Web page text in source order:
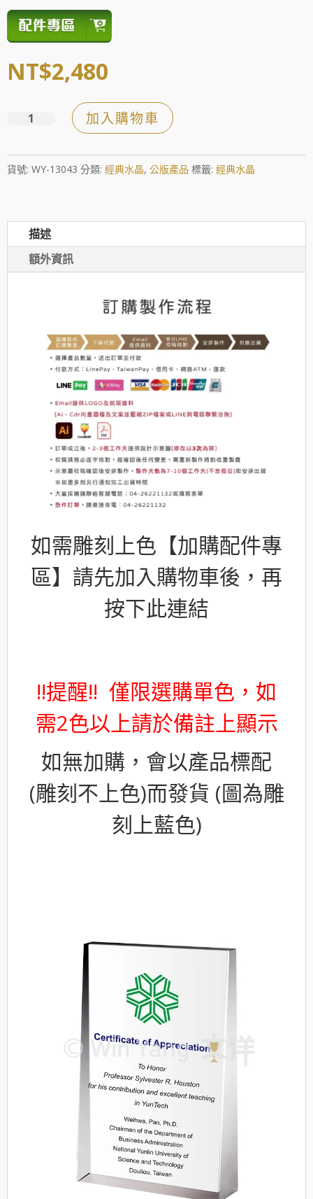
NT$2,480
邊
大
獎
加入購物車
貨號: WY-13043 分類: 經典水晶, 公版產品 標籤: 經典水晶
描述
額外資訊
如需雕刻上色【加購配件專
區】請先加入購物車後，再
按下此連結
!!提醒!! 僅限選購單色，如
需2色以上請於備註上顯示
如無加購，會以產品標配
(雕刻不上色)而發貨 (圖為雕
刻上藍色)